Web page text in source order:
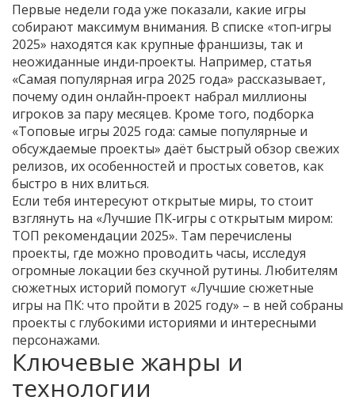
Первые недели года уже показали, какие игры
собирают максимум внимания. В списке «топ‑игры
2025» находятся как крупные франшизы, так и
неожиданные инди‑проекты. Например, статья
«Самая популярная игра 2025 года» рассказывает,
почему один онлайн‑проект набрал миллионы
игроков за пару месяцев. Кроме того, подборка
«Топовые игры 2025 года: самые популярные и
обсуждаемые проекты» даёт быстрый обзор свежих
релизов, их особенностей и простых советов, как
быстро в них влиться.
Если тебя интересуют открытые миры, то стоит
взглянуть на «Лучшие ПК‑игры с открытым миром:
ТОП рекомендации 2025». Там перечислены
проекты, где можно проводить часы, исследуя
огромные локации без скучной рутины. Любителям
сюжетных историй помогут «Лучшие сюжетные
игры на ПК: что пройти в 2025 году» – в ней собраны
проекты с глубокими историями и интересными
персонажами.
Ключевые жанры и
технологии